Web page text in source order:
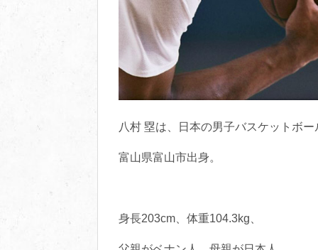
八村 塁は、日本の男子バスケットボー
富山県富山市出身。
身長203cm、体重104.3kg、